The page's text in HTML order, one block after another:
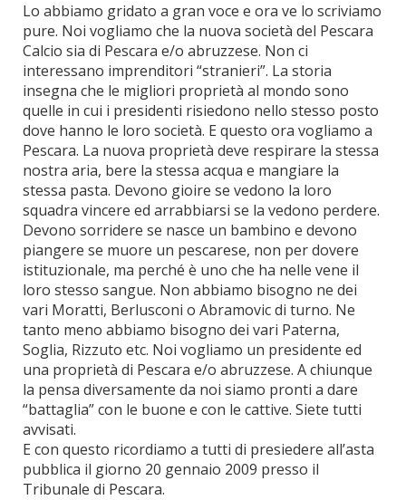
Lo abbiamo gridato a gran voce e ora ve lo scriviamo
pure. Noi vogliamo che la nuova società del Pescara
Calcio sia di Pescara e/o abruzzese. Non ci
interessano imprenditori “stranieri”. La storia
insegna che le migliori proprietà al mondo sono
quelle in cui i presidenti risiedono nello stesso posto
dove hanno le loro società. E questo ora vogliamo a
Pescara. La nuova proprietà deve respirare la stessa
nostra aria, bere la stessa acqua e mangiare la
stessa pasta. Devono gioire se vedono la loro
squadra vincere ed arrabbiarsi se la vedono perdere.
Devono sorridere se nasce un bambino e devono
piangere se muore un pescarese, non per dovere
istituzionale, ma perché è uno che ha nelle vene il
loro stesso sangue. Non abbiamo bisogno ne dei
vari Moratti, Berlusconi o Abramovic di turno. Ne
tanto meno abbiamo bisogno dei vari Paterna,
Soglia, Rizzuto etc. Noi vogliamo un presidente ed
una proprietà di Pescara e/o abruzzese. A chiunque
la pensa diversamente da noi siamo pronti a dare
“battaglia” con le buone e con le cattive. Siete tutti
avvisati.
E con questo ricordiamo a tutti di presiedere all’asta
pubblica il giorno 20 gennaio 2009 presso il
Tribunale di Pescara.